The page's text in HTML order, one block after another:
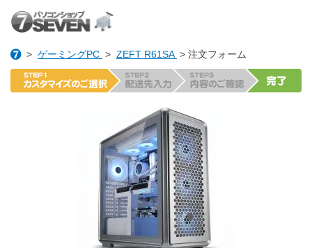
> ゲーミングPC > ZEFT R61SA > 注文フォーム